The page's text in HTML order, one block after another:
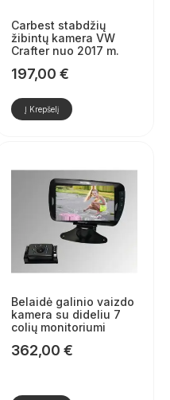
Carbest stabdžių
žibintų kamera VW
Crafter nuo 2017 m.
197,00 €
Į Krepšelį
Belaidė galinio vaizdo
kamera su dideliu 7
colių monitoriumi
362,00 €